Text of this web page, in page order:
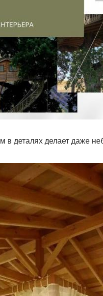
в деталях делает даже